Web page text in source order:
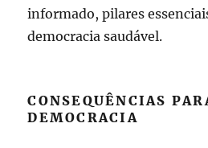
informado, pilares
democracia saudável.
CONSEQUÊNCIAS
DEMOCRACIA